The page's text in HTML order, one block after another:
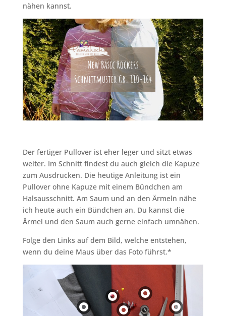
nähen kannst.
Der fertiger Pullover ist eher leger und sitzt etwas
weiter. Im Schnitt findest du auch gleich die Kapuze
zum Ausdrucken. Die heutige Anleitung ist ein
Pullover ohne Kapuze mit einem Bündchen am
Halsausschnitt. Am Saum und an den Ärmeln nähe
ich heute auch ein Bündchen an. Du kannst die
Ärmel und den Saum auch gerne einfach umnähen.
Folge den Links auf dem Bild, welche entstehen,
wenn du deine Maus über das Foto führst.*